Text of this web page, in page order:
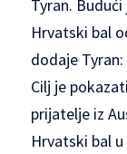
Tyran.
Hrvatski bal
dodaje Tyran:
Cilj je
prijatelje iz
Hrvatski bal